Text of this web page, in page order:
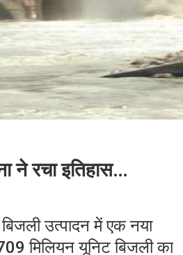
ने रचा इतिहास…
बिजली उत्पादन में एक नया
मिलियन यूनिट बिजली का